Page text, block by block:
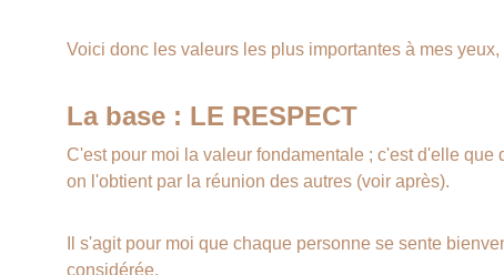
Voici donc les valeurs les plus importantes à mes
La base : LE RESPECT
C'est pour moi la valeur fondamentale ; c'est d'elle que
on l'obtient par la réunion des autres (voir après).
Il s'agit pour moi que chaque personne se sente
considérée.